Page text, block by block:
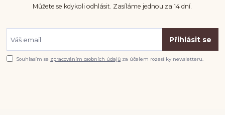
Můžete se kdykoli odhlásit. Zasíláme jednou za 14 dní.
Přihlásit se
Souhlasím se zpracováním osobních údajů za účelem rozesílky newsletteru.